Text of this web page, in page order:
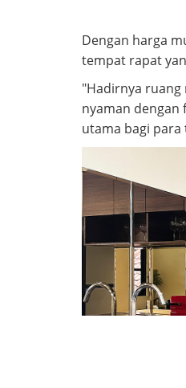
Dengan harga
tempat rapat
"Hadirnya
nyaman dengan
utama bagi para